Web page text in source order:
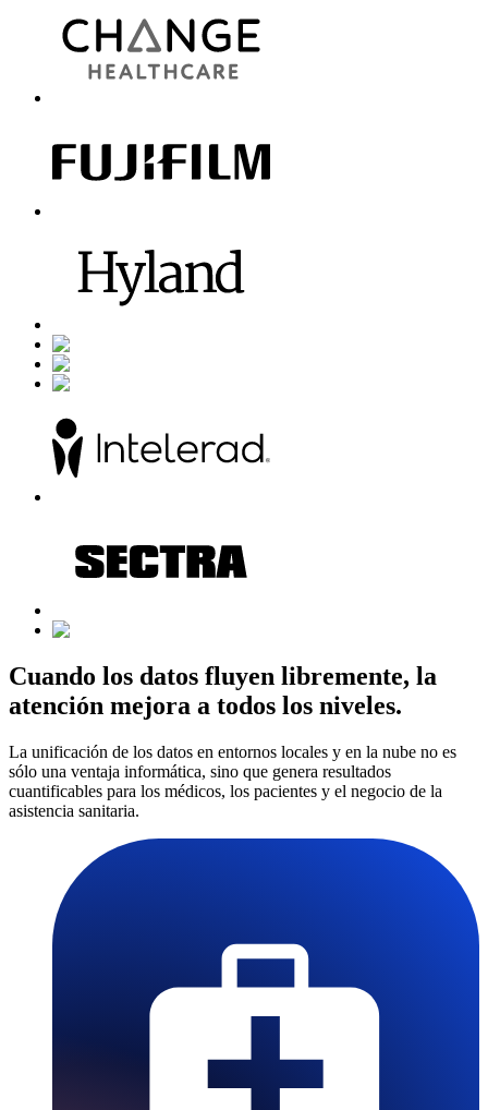
Cuando los datos fluyen libremente, la
atención mejora a todos los niveles.
La unificación de los datos en entornos locales y en la nube no es
sólo una ventaja informática, sino que genera resultados
cuantificables para los médicos, los pacientes y el negocio de la
asistencia sanitaria.